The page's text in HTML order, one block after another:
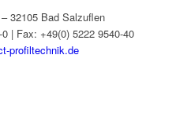
32105 Bad Salzuflen
| Fax: +49(0) 5222 9540-40
profiltechnik.de